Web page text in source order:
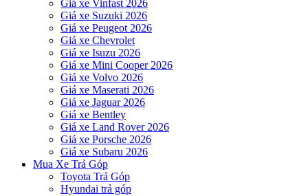
Giá xe Vinfast 2026
Giá xe Suzuki 2026
Giá xe Peugeot 2026
Giá xe Chevrolet
Giá xe Isuzu 2026
Giá xe Mini Cooper 2026
Giá xe Volvo 2026
Giá xe Maserati 2026
Giá xe Jaguar 2026
Giá xe Bentley
Giá xe Land Rover 2026
Giá xe Porsche 2026
Giá xe Subaru 2026
Mua Xe Trả Góp
Toyota Trả Góp
Hyundai trả góp